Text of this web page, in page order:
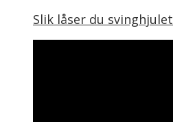
Slik låser du svinghjulet